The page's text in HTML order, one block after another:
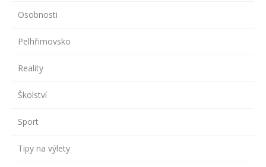
Osobnosti
Pelhřimovsko
Reality
Školství
Sport
Tipy na výlety